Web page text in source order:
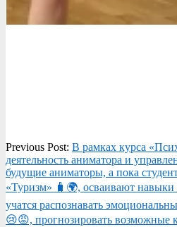
2026-
04-
23
Previous Post: В рамках курса
деятельность аниматора и
будущие аниматоры, а пока
«Туризм» 🧳🌍, осваивают
учатся распознавать
😢😡, прогнозировать